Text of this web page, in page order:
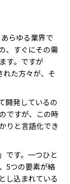
らゆる業界で
、すぐにその需
す。ですが
れた方々が、そ
開発しているの
ですが、この時
りと言語化でき
です。一つひと
5つの要素が絡
し込まれている